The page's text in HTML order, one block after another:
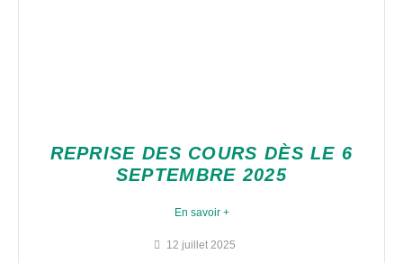
REPRISE DES COURS DÈS LE 6
SEPTEMBRE 2025
En savoir +
12 juillet 2025